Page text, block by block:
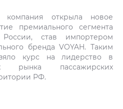
открыла новое
премиального сегмента
России, став импортером
бренда VOYAH. Таким
курс на лидерство в
рынка пассажирских
РФ.